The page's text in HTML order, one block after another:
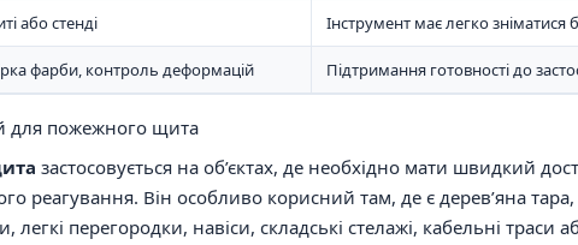
або стенді Інструмент має легко зніматися
фарби, контроль деформацій Підтримання готовності до
для пожежного щита
застосовується на об’єктах, де необхідно мати швидкий
реагування. Він особливо корисний там, де є дерев’яна тара,
легкі перегородки, навіси, складські стелажі, кабельні траси